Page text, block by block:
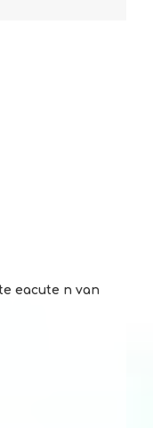
eacute n van